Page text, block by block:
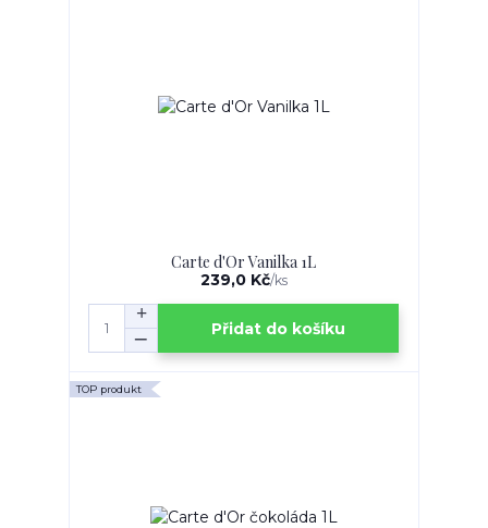
Carte d'Or Vanilka 1L
239,0 Kč/ks
Přidat do košíku
TOP produkt